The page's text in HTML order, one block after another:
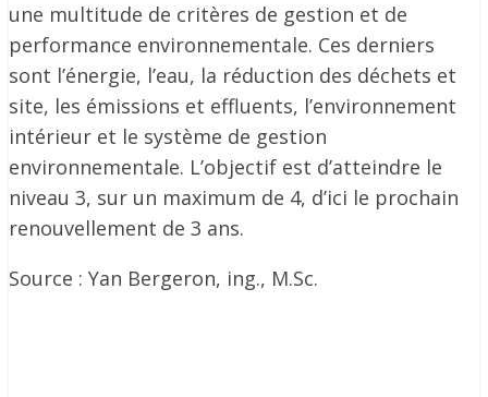
une multitude de critères de gestion et de
performance environnementale. Ces derniers
sont l’énergie, l’eau, la réduction des déchets et
site, les émissions et effluents, l’environnement
intérieur et le système de gestion
environnementale. L’objectif est d’atteindre le
niveau 3, sur un maximum de 4, d’ici le prochain
renouvellement de 3 ans.
Source : Yan Bergeron, ing., M.Sc.